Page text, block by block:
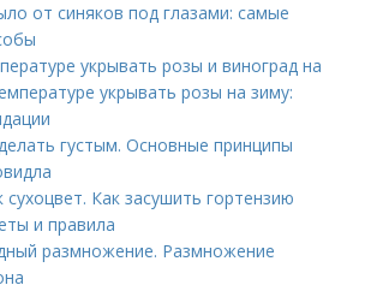
от синяков под глазами: самые
укрывать розы и виноград на
укрывать розы на зиму:
густым. Основные принципы
сухоцвет. Как засушить гортензию
и правила
размножение. Размножение